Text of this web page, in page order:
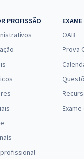
PROFISSÃO
OAB
Prova